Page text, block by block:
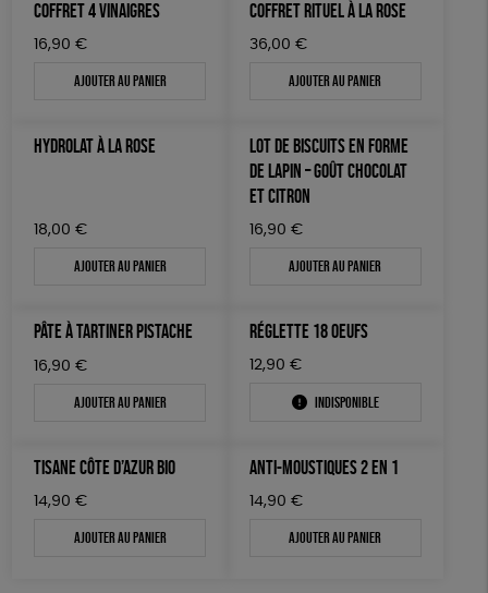
COFFRET 4 VINAIGRES
16,90 €
Ajouter au panier
COFFRET RITUEL À LA ROSE
36,00 €
Ajouter au panier
HYDROLAT À LA ROSE
18,00 €
Ajouter au panier
LOT DE BISCUITS EN FORME
DE LAPIN – GOÛT CHOCOLAT
ET CITRON
16,90 €
Ajouter au panier
PÂTE À TARTINER PISTACHE
16,90 €
Ajouter au panier
RÉGLETTE 18 OEUFS
12,90 €
Indisponible
TISANE CÔTE D’AZUR BIO
14,90 €
Ajouter au panier
ANTI-MOUSTIQUES 2 EN 1
14,90 €
Ajouter au panier